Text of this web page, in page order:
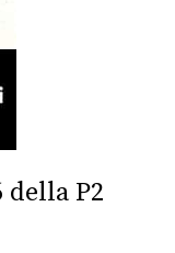
della P2